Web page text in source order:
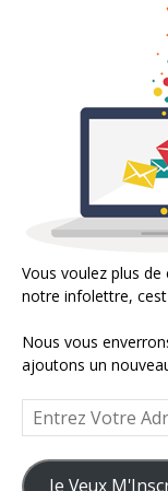
Vous voulez plus
notre infolettre,
Nous vous
ajoutons un
Entrez
Votre
Adresse
CourrielJe Veux